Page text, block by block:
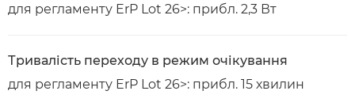
для регламенту ErP Lot 26>: прибл. 2,3 Вт
Тривалість переходу в режим очікування
для регламенту ErP Lot 26>: прибл. 15 хвилин